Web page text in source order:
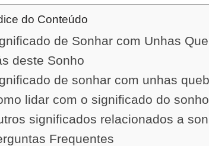
do Conteúdo
de Sonhar com Unhas
deste Sonho
de sonhar com unhas
lidar com o significado do
significados relacionados a
Frequentes